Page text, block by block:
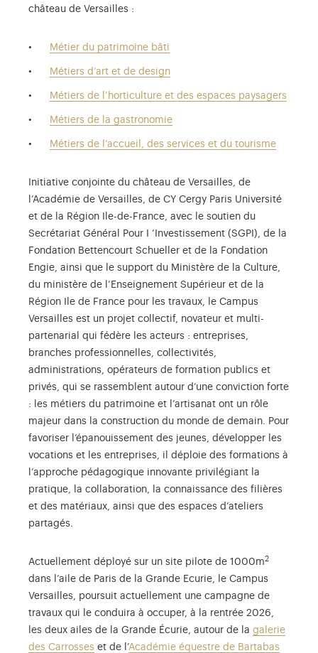
château de Versailles :
Métier du patrimoine bâti
Métiers d’art et de design
Métiers de l’horticulture et des espaces paysagers
Métiers de la gastronomie
Métiers de l’accueil, des services et du tourisme
Initiative conjointe du château de Versailles, de
l’Académie de Versailles, de CY Cergy Paris Université
et de la Région Ile-de-France, avec le soutien du
Secrétariat Général Pour I ’Investissement (SGPI), de la
Fondation Bettencourt Schueller et de la Fondation
Engie, ainsi que le support du Ministère de la Culture,
du ministère de l’Enseignement Supérieur et de la
Région Ile de France pour les travaux, le Campus
Versailles est un projet collectif, novateur et multi-
partenarial qui fédère les acteurs : entreprises,
branches professionnelles, collectivités,
administrations, opérateurs de formation publics et
privés, qui se rassemblent autour d’une conviction forte
: les métiers du patrimoine et l’artisanat ont un rôle
majeur dans la construction du monde de demain. Pour
favoriser l’épanouissement des jeunes, développer les
vocations et les entreprises, il déploie des formations à
l’approche pédagogique innovante privilégiant la
pratique, la collaboration, la connaissance des filières
et des matériaux, ainsi que des espaces d’ateliers
partagés.
Actuellement déployé sur un site pilote de 1000m2
dans l’aile de Paris de la Grande Ecurie, le Campus
Versailles, poursuit actuellement une campagne de
travaux qui le conduira à occuper, à la rentrée 2026,
les deux ailes de la Grande Écurie, autour de la galerie
des Carrosses et de l’Académie équestre de Bartabas